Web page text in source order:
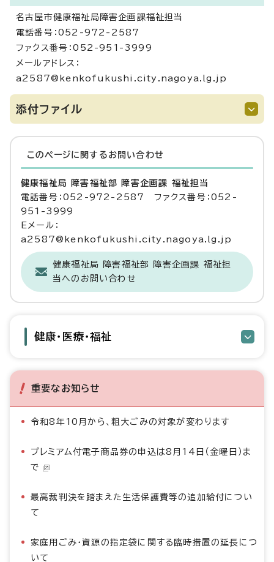
名古屋市健康福祉局障害企画課福祉担当
電話番号：052-972-2587
ファクス番号：052-951-3999
メールアドレス：
a2587@kenkofukushi.city.nagoya.lg.jp
添付ファイル
このページに関する お問い合わせ
健康福祉局 障害福祉部 障害企画課 福祉担当
電話番号：052-972-2587 ファクス番号：052-
951-3999
Eメール：
a2587@kenkofukushi.city.nagoya.lg.jp
健康福祉局 障害福祉部 障害企画課 福祉担
当へのお問い合わせ
健康・医療・福祉
重要なお知らせ
令和8年10月から、粗大ごみの対象が変わります
プレミアム付電子商品券の申込は8月14日（金曜日）ま
で
最高裁判決を踏まえた生活保護費等の追加給付につい
て
家庭用ごみ・資源の指定袋に関する臨時措置の延長につ
いて